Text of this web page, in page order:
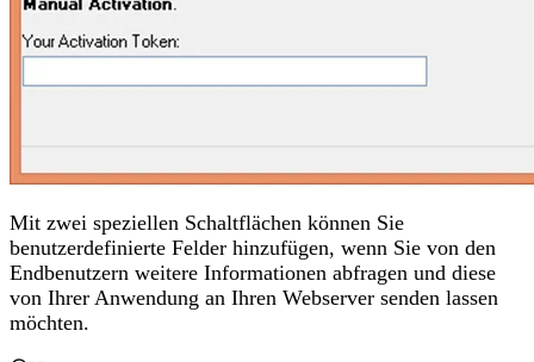
Mit zwei speziellen Schaltflächen können Sie
benutzerdefinierte Felder hinzufügen, wenn Sie von den
Endbenutzern weitere Informationen abfragen und diese
von Ihrer Anwendung an Ihren Webserver senden lassen
möchten.